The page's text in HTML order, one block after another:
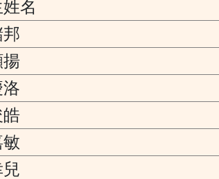
名
揚
洛
皓
敏
兒